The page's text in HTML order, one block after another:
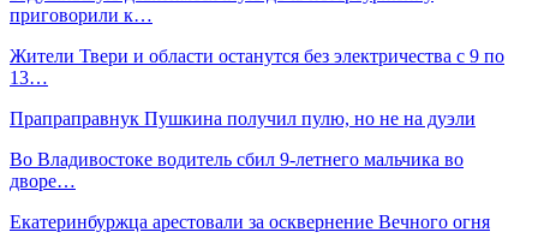
приговорили к…
Жители Твери и области останутся без электричества с 9 по
13…
Прапраправнук Пушкина получил пулю, но не на дуэли
Во Владивостоке водитель сбил 9-летнего мальчика во
дворе…
Екатеринбуржца арестовали за осквернение Вечного огня